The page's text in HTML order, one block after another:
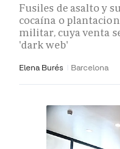
Fusiles de asalto y
cocaína o
militar, cuya venta
'dark web'
Elena Burés Barcelona